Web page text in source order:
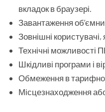
вкладок в браузері.
Завантаження
Зовнішні
Технічні можливості
Шкідливі програми і
Обмеження в
Місцезнаходження